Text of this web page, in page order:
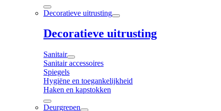
Decoratieve uitrusting
Decoratieve uitrusting
Sanitair
Sanitair accessoires
Spiegels
Hygiëne en toegankelijkheid
Haken en kapstokken
Deurgrepen